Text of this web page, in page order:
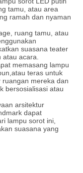
tamu, atau area
ramah dan nyaman
ruang tamu, atau
suasana teater
acara.
memasang lampu
teras untuk
mereka dan
bersosialisasi atau
arsitektur
dapat
lampu sorot ini,
suasana yang